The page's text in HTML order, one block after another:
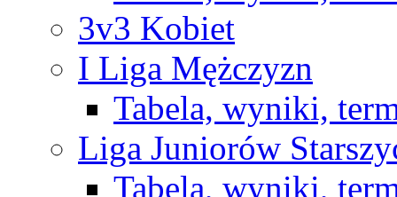
3v3 Kobiet
I Liga Mężczyzn
Tabela, wyniki,
Liga Juniorów
Tabela, wyniki,